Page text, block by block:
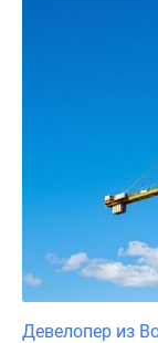
Девелопер из